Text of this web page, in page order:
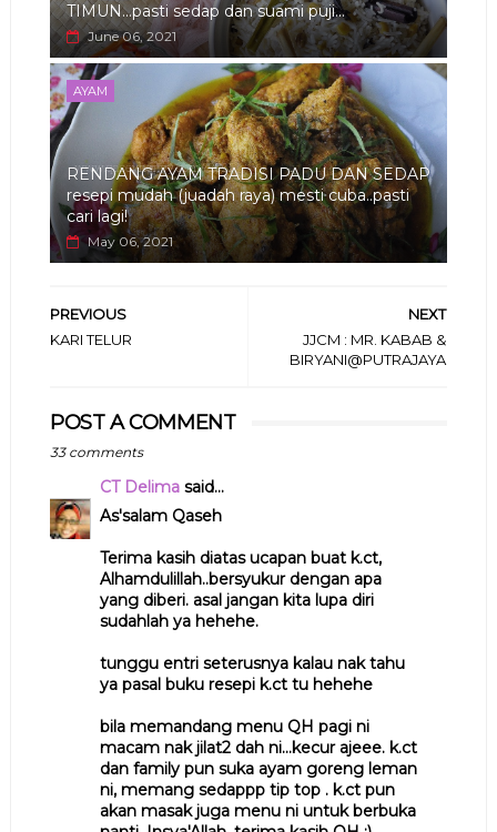
TIMUN...pasti sedap dan suami puji...
June 06, 2021
AYAM
RENDANG AYAM TRADISI PADU DAN SEDAP
resepi mudah (juadah raya) mesti cuba..pasti
cari lagi!
May 06, 2021
NEXT
JJCM : MR. KABAB &
BIRYANI@PUTRAJAYA
PREVIOUS
KARI TELUR
POST A COMMENT
33 comments
CT Delimasaid...
As'salam Qaseh
Terima kasih diatas ucapan buat k.ct,
Alhamdulillah..bersyukur dengan apa
yang diberi. asal jangan kita lupa diri
sudahlah ya hehehe.
tunggu entri seterusnya kalau nak tahu
ya pasal buku resepi k.ct tu hehehe
bila memandang menu QH pagi ni
macam nak jilat2 dah ni...kecur ajeee. k.ct
dan family pun suka ayam goreng leman
ni, memang sedappp tip top . k.ct pun
akan masak juga menu ni untuk berbuka